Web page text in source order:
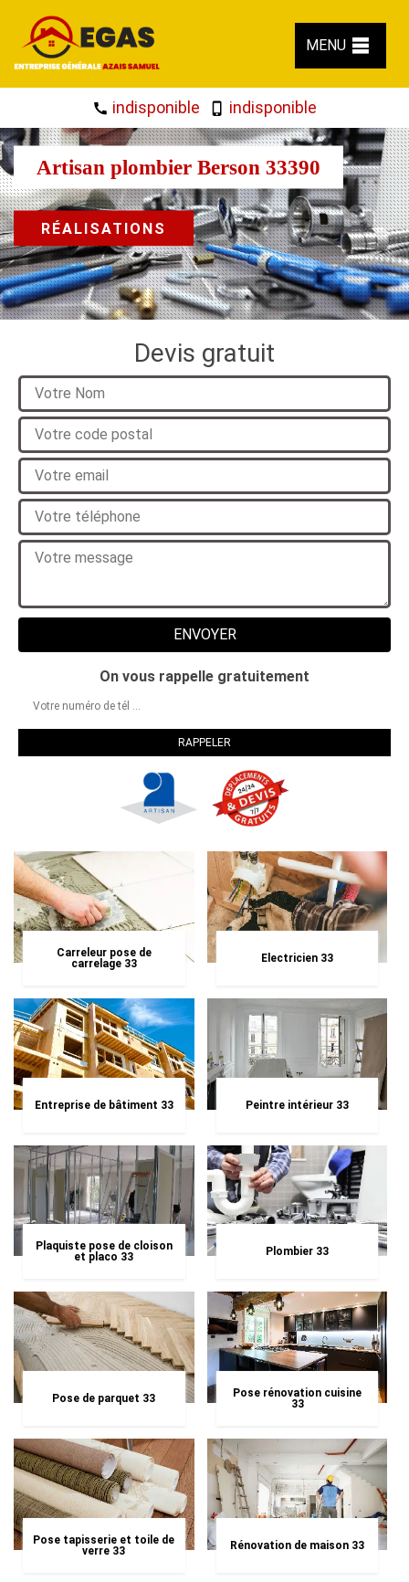
MENU
indisponible indisponible
Artisan plombier Berson 33390
RÉALISATIONS
Devis gratuit
On vous rappelle gratuitement
Carreleur pose de
carrelage 33
Electricien 33
Entreprise de bâtiment 33 Peintre intérieur 33
Plaquiste pose de cloison
et placo 33
Plombier 33
Pose de parquet 33
Pose rénovation cuisine
33
Pose tapisserie et toile de
verre 33
Rénovation de maison 33